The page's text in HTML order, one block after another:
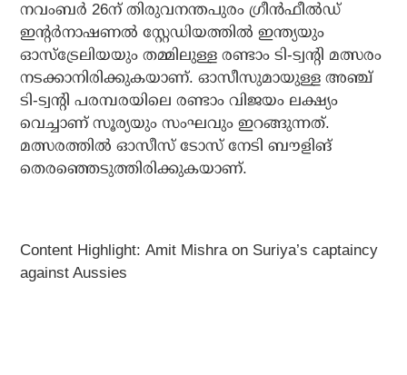
നവംബര്‍ 26ന് തിരുവനന്തപുരം ഗ്രീന്‍ഫീല്‍ഡ്
ഇന്റര്‍നാഷണല്‍ സ്റ്റേഡിയത്തില്‍ ഇന്ത്യയും
ഓസ്‌ട്രേലിയയും തമ്മിലുള്ള രണ്ടാം ടി-ട്വന്റി മത്സരം
നടക്കാനിരിക്കുകയാണ്. ഓസീസുമായുള്ള അഞ്ച്
ടി-ട്വന്റി പരമ്പരയിലെ രണ്ടാം വിജയം ലക്ഷ്യം
വെച്ചാണ് സൂര്യയും സംഘവും ഇറങ്ങുന്നത്.
മത്സരത്തില്‍ ഓസീസ് ടോസ് നേടി ബൗളിങ്
തെരഞ്ഞെടുത്തിരിക്കുകയാണ്.
Content Highlight:Amit Mishra on Suriya’s captaincy
against Aussies